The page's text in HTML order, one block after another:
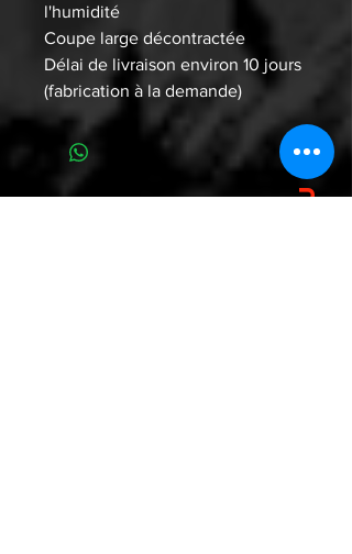
l'humidité
Coupe large décontractée
Délai de livraison environ 10 jours
(fabrication à la demande)